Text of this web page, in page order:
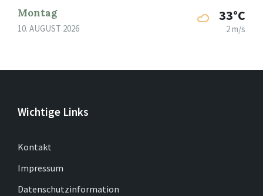
Montag
10. AUGUST 2026
33°C
2 m/s
Wichtige Links
Kontakt
Impressum
Datenschutzinformation